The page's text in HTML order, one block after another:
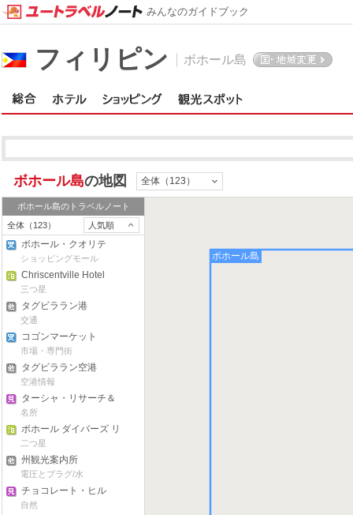
フィリピン ボホール島
ボホール島の地図 全体（123）
ボホール島のトラベルノート
全体（123）
人気順
ボホール・クオリテ
ィ・ストア
ショッピングモール
Chriscentville Hotel
三つ星
タグビララン港
交通
コゴンマーケット
市場・専門街
タグビララン空港
空港情報
ターシャ・リサーチ＆
ディベロップメント・
センター
名所
ボホール ダイバーズ リ
ゾート
二つ星
州観光案内所
電圧とプラグ/水
チョコレート・ヒル
自然
ボホール島
みんなのガイドブック